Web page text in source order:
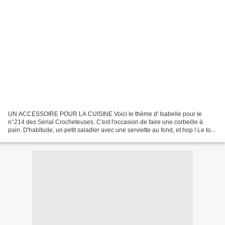
UN ACCESSOIRE POUR LA CUISINE Voici le thème d' Isabelle pour le
n°214 des Serial Crocheteuses. C'est l'occasion de faire une corbeille à
pain. D'habitude, un petit saladier avec une serviette au fond, et hop ! Le tour